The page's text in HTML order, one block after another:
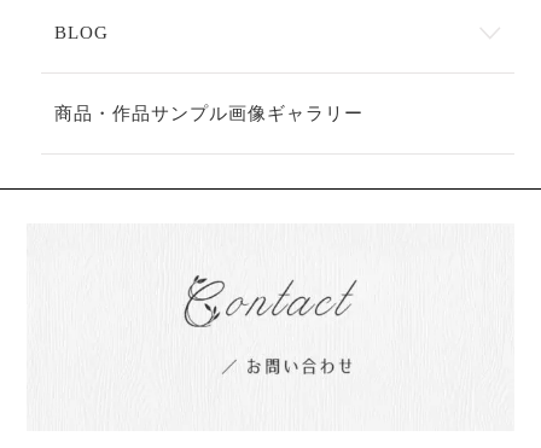
BLOG
商品・作品サンプル画像ギャラリー